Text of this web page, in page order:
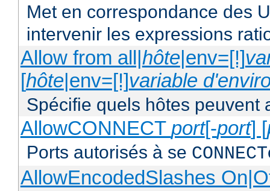
Met en correspondance des
intervenir les expressions
Allow from all|hôte|env=[!]
[hôte|env=[!]variable
Spécifie quels hôtes peuvent
AllowCONNECT port[-port] [
Ports autorisés à se CONNECT
AllowEncodedSlashes